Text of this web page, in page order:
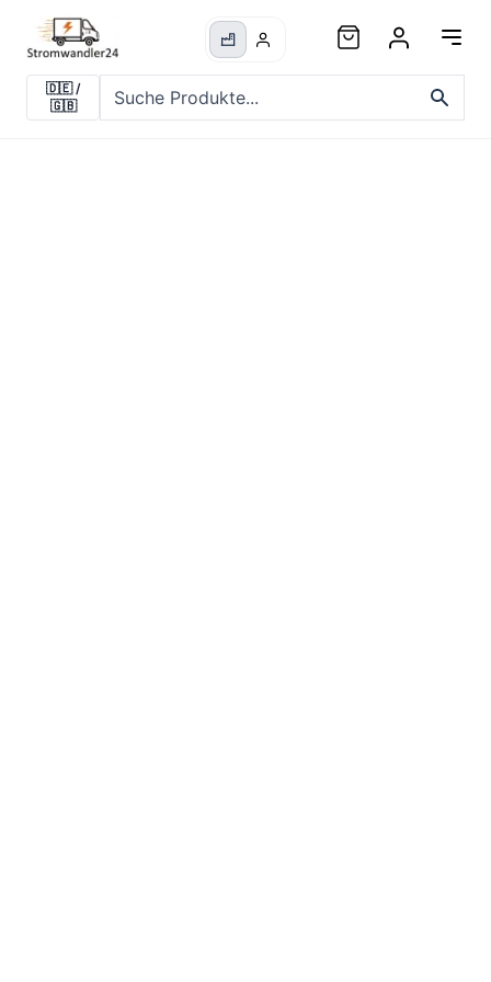
🇩🇪/
🇬🇧